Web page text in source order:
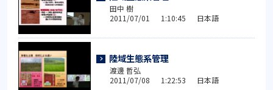
田中 樹
2011/07/01 1:10:45 日本語
陸域生態系管理
渡邊 哲弘
2011/07/08 1:22:53 日本語